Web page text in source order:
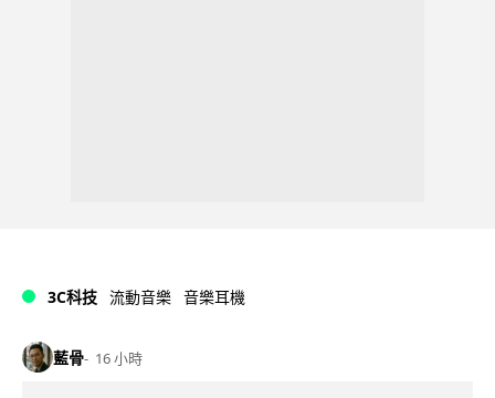
3C科技 流動音樂 音樂耳機
藍骨 16 小時